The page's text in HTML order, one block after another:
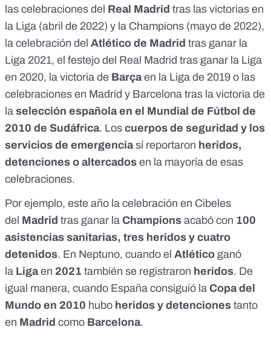
las celebraciones del Real Madrid tras las victorias en
la Liga (abril de 2022) y la Champions (mayo de 2022),
la celebración del Atlético de Madrid tras ganar la
Liga 2021, el festejo del Real Madrid tras ganar la Liga
en 2020, la victoria de Barçaen la Liga de 2019 o las
celebraciones en Madrid y Barcelona tras la victoria de
la selección española en el Mundial de Fútbol de
2010 de Sudáfrica. Los cuerpos de seguridad y los
servicios de emergenciasí reportaron heridos,
detenciones o altercados en la mayoría de esas
celebraciones.
Por ejemplo, este año la celebración en Cibeles
del Madrid tras ganar la Champions acabó con 100
asistencias sanitarias, tres heridos y cuatro
detenidos. En Neptuno, cuando el Atlético ganó
la Ligaen 2021 también se registraron heridos. De
igual manera, cuando España consiguió la Copa del
Mundo en 2010 hubo heridos y detenciones tanto
en Madrid como Barcelona.